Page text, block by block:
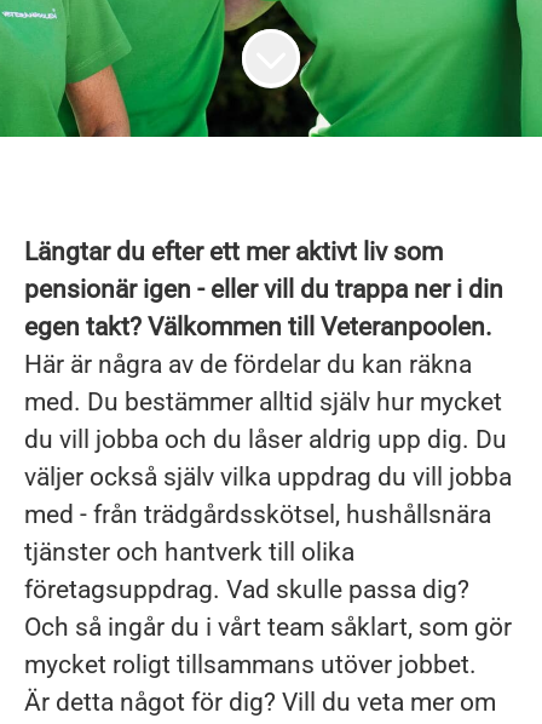
Längtar du efter ett mer aktivt liv som
pensionär igen - eller vill du trappa ner i din
egen takt? Välkommen till Veteranpoolen.
Här är några av de fördelar du kan räkna
med. Du bestämmer alltid själv hur mycket
du vill jobba och du låser aldrig upp dig. Du
väljer också själv vilka uppdrag du vill jobba
med - från trädgårdsskötsel, hushållsnära
tjänster och hantverk till olika
företagsuppdrag. Vad skulle passa dig?
Och så ingår du i vårt team såklart, som gör
mycket roligt tillsammans utöver jobbet.
Är detta något för dig? Vill du veta mer om